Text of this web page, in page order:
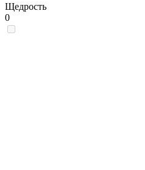
Щедрость
0